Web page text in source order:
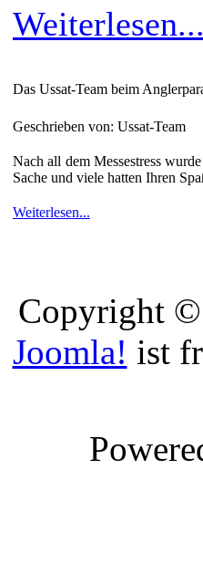
Weiterlesen...
Das Ussat-Team beim
Geschrieben von: Ussat-Team
Nach all dem Messestress
Sache und viele hatten Ihren
Weiterlesen...
Copyright ©
Joomla! ist